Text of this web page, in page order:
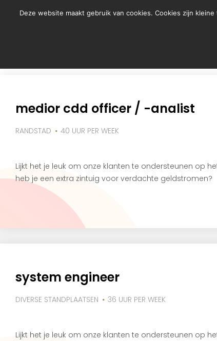
tag archieven :
medior cdd officer / -analist
RANDSTAD 40 UUR PER WEEK
Lijkt het je leuk om onze klanten te ondersteunen op
heb je een extra zintuig voor verdachte geldstromen?
system engineer
DIVERSE STANDPLAATSEN 36 UUR PER WEEK
Lijkt het je leuk om onze klanten te ondersteunen op
Deze website maakt gebruik van cookies. Cookies zijn